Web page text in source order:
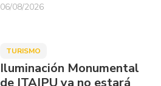
06/08/2026
TURISMO
Iluminación Monumental